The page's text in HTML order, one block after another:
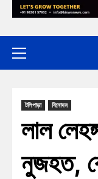
টলিপাড়া বিনোদন
লাল
নুজহত,